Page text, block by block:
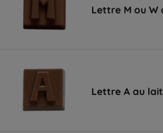
Lettre M ou W
Lettre A au lait